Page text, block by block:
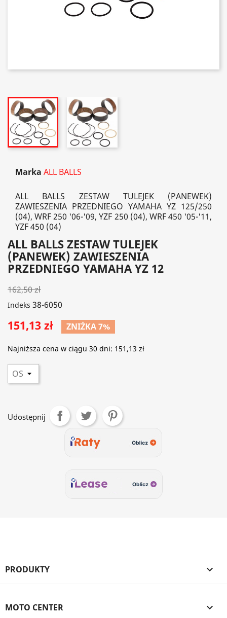
Marka ALL BALLS
ALL BALLS ZESTAW TULEJEK (PANEWEK)
ZAWIESZENIA PRZEDNIEGO YAMAHA YZ 125/250
(04), WRF 250 '06-'09, YZF 250 (04), WRF 450 '05-'11,
YZF 450 (04)
ALL BALLS ZESTAW TULEJEK
(PANEWEK) ZAWIESZENIA
PRZEDNIEGO YAMAHA YZ 12
162,50 zł
Indeks 38-6050
151,13 zł ZNIŻKA 7%
Najniższa cena w ciągu 30 dni: 151,13 zł
Udostępnij
PRODUKTY 
MOTO CENTER 